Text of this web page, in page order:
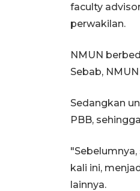
faculty
perwakilan.
NMUN
Sebab,
Sedangkan
PBB,
kali ini,
lainnya.